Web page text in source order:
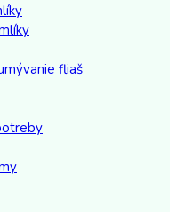
fliaš